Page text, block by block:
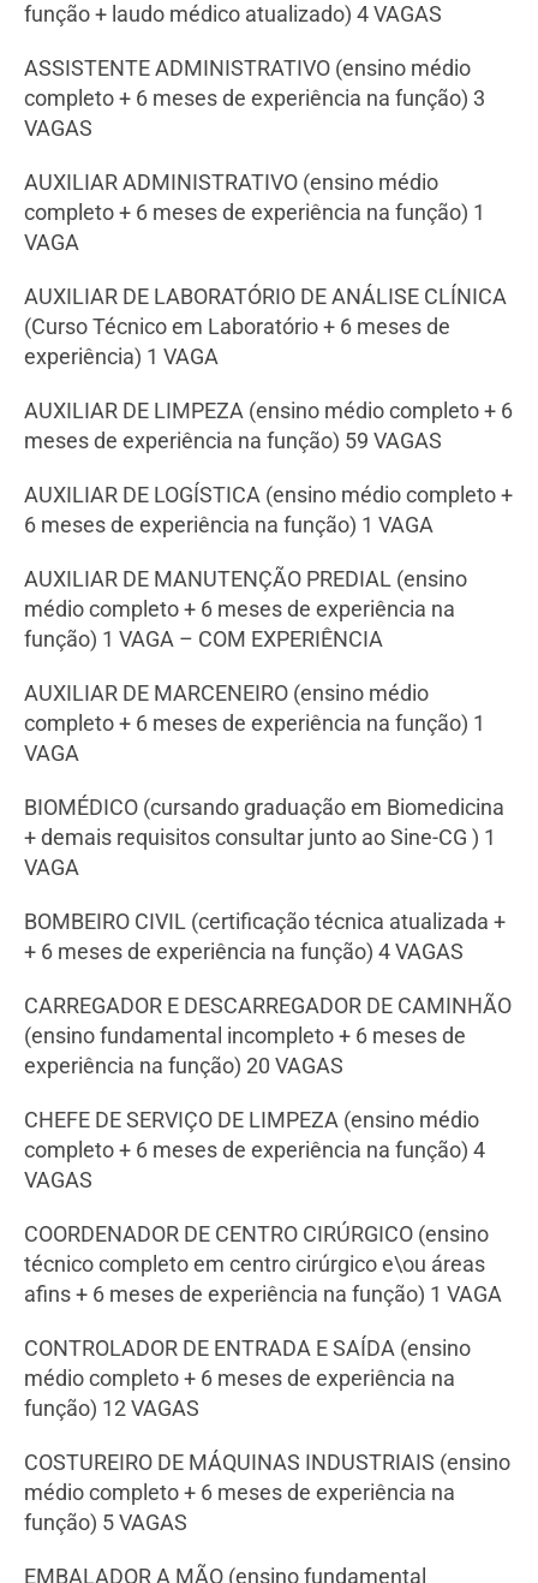
função + laudo médico atualizado) 4 VAGAS
ASSISTENTE ADMINISTRATIVO (ensino médio
completo + 6 meses de experiência na função) 3
VAGAS
AUXILIAR ADMINISTRATIVO (ensino médio
completo + 6 meses de experiência na função) 1
VAGA
AUXILIAR DE LABORATÓRIO DE ANÁLISE CLÍNICA
(Curso Técnico em Laboratório + 6 meses de
experiência) 1 VAGA
AUXILIAR DE LIMPEZA (ensino médio completo + 6
meses de experiência na função) 59 VAGAS
AUXILIAR DE LOGÍSTICA (ensino médio completo +
6 meses de experiência na função) 1 VAGA
AUXILIAR DE MANUTENÇÃO PREDIAL (ensino
médio completo + 6 meses de experiência na
função) 1 VAGA – COM EXPERIÊNCIA
AUXILIAR DE MARCENEIRO (ensino médio
completo + 6 meses de experiência na função) 1
VAGA
BIOMÉDICO (cursando graduação em Biomedicina
+ demais requisitos consultar junto ao Sine-CG ) 1
VAGA
BOMBEIRO CIVIL (certificação técnica atualizada +
+ 6 meses de experiência na função) 4 VAGAS
CARREGADOR E DESCARREGADOR DE CAMINHÃO
(ensino fundamental incompleto + 6 meses de
experiência na função) 20 VAGAS
CHEFE DE SERVIÇO DE LIMPEZA (ensino médio
completo + 6 meses de experiência na função) 4
VAGAS
COORDENADOR DE CENTRO CIRÚRGICO (ensino
técnico completo em centro cirúrgico e\ou áreas
afins + 6 meses de experiência na função) 1 VAGA
CONTROLADOR DE ENTRADA E SAÍDA (ensino
médio completo + 6 meses de experiência na
função) 12 VAGAS
COSTUREIRO DE MÁQUINAS INDUSTRIAIS (ensino
médio completo + 6 meses de experiência na
função) 5 VAGAS
EMBALADOR A MÃO (ensino fundamental